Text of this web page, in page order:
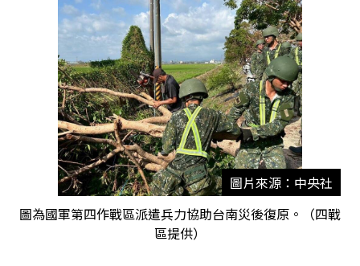
圖片來源：中央社
圖為國軍第四作戰區派遣兵力協助台南災後復原。（四戰
區提供）